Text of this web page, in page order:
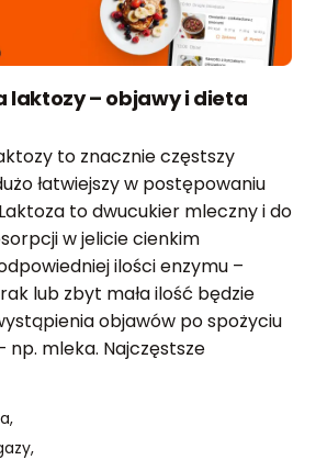
laktozy – objawy i dieta
to znacznie częstszy
łatwiejszy w postępowaniu
to dwucukier mleczny i do
w jelicie cienkim
ilości enzymu –
lub zbyt mała ilość będzie
objawów po spożyciu
np. mleka. Najczęstsze